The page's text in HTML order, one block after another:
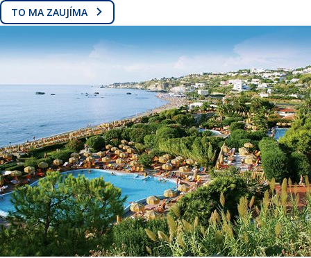
TO MA ZAUJÍMA